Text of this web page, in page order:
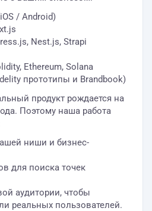
/ Android)
Nest.js, Strapi
Ethereum, Solana
прототипы и Brandbook)
продукт рождается на
Поэтому наша работа
ниши и бизнес-
для поиска точек
аудитории, чтобы
реальных пользователей.